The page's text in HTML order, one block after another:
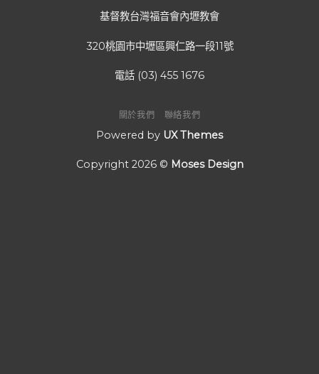
基督教台灣福音會內壢教會
320桃園市中壢區興仁路一段11號
電話 (03) 455 1676
關於我們 聯絡我們
Powered by UX Themes
Copyright 2026 © Moses Design